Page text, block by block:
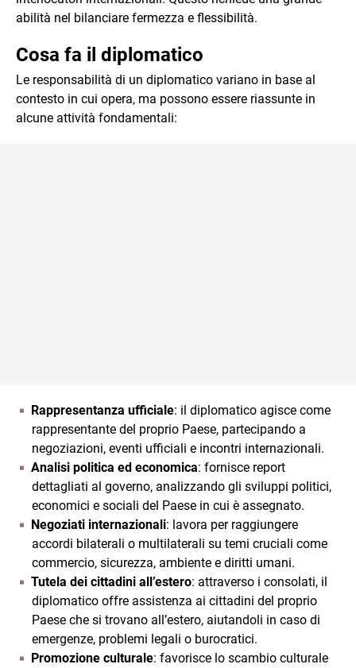
abilità nel bilanciare fermezza e flessibilità.
Cosa fa il diplomatico
Le responsabilità di un diplomatico variano in base al
contesto in cui opera, ma possono essere riassunte in
alcune attività fondamentali:
Rappresentanza ufficiale: il diplomatico agisce come
rappresentante del proprio Paese, partecipando a
negoziazioni, eventi ufficiali e incontri internazionali.
Analisi politica ed economica: fornisce report
dettagliati al governo, analizzando gli sviluppi politici,
economici e sociali del Paese in cui è assegnato.
Negoziati internazionali: lavora per raggiungere
accordi bilaterali o multilaterali su temi cruciali come
commercio, sicurezza, ambiente e diritti umani.
Tutela dei cittadini all’estero: attraverso i consolati, il
diplomatico offre assistenza ai cittadini del proprio
Paese che si trovano all’estero, aiutandoli in caso di
emergenze, problemi legali o burocratici.
Promozione culturale: favorisce lo scambio culturale